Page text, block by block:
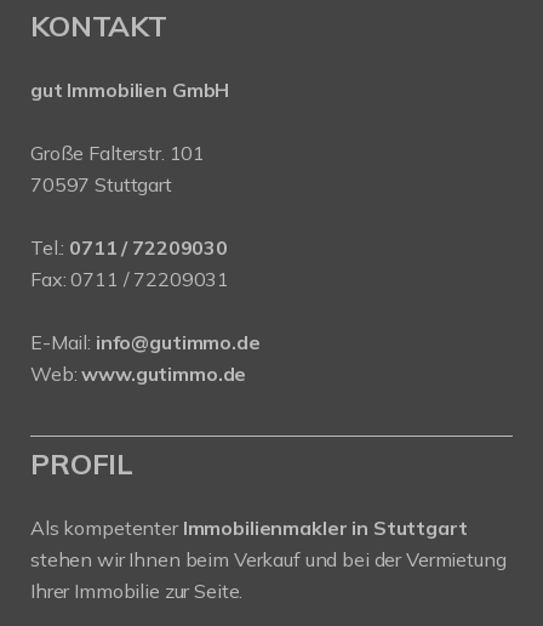
KONTAKT
gut Immobilien GmbH
Große Falterstr. 101
70597 Stuttgart
Tel.: 0711 / 72209030
Fax: 0711 / 72209031
E-Mail: info@gutimmo.de
Web:www.gutimmo.de
PROFIL
Als kompetenter Immobilienmakler in Stuttgart
stehen wir Ihnen beim Verkauf und bei der Vermietung
Ihrer Immobilie zur Seite.